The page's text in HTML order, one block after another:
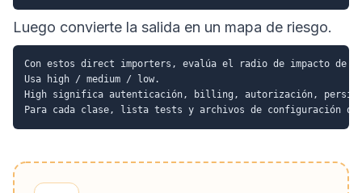
Luego convierte la salida en un mapa de riesgo.
Con estos direct importers, evalúa el radio de impacto de
Usa high / medium / low.
High significa autenticación, billing, autorización,